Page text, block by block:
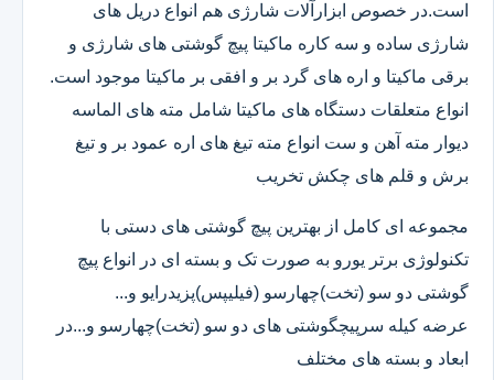
است.در خصوص ابزارآلات شارژی هم انواع دریل های
شارژی ساده و سه کاره ماکیتا پیچ گوشتی های شارژی و
برقی ماکیتا و اره های گرد بر و افقی بر ماکیتا موجود است.
انواع متعلقات دستگاه های ماکیتا شامل مته های الماسه
دیوار مته آهن و ست انواع مته تیغ های اره عمود بر و تیغ
برش و قلم های چکش تخریب
مجموعه ای کامل از بهترین پیچ گوشتی های دستی با
تکنولوژی برتر یورو به صورت تک و بسته ای در انواع پیچ
گوشتی دو سو (تخت)چهارسو (فیلیپس)پزیدرایو و...
عرضه کیله سرپیچگوشتی های دو سو (تخت)چهارسو و...در
ابعاد و بسته های مختلف